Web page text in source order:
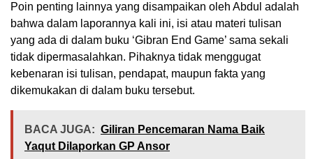
Poin penting lainnya yang disampaikan oleh Abdul adalah
bahwa dalam laporannya kali ini, isi atau materi tulisan
yang ada di dalam buku ‘Gibran End Game’ sama sekali
tidak dipermasalahkan. Pihaknya tidak menggugat
kebenaran isi tulisan, pendapat, maupun fakta yang
dikemukakan di dalam buku tersebut.
BACA JUGA: Giliran Pencemaran Nama Baik
Yaqut Dilaporkan GP Ansor